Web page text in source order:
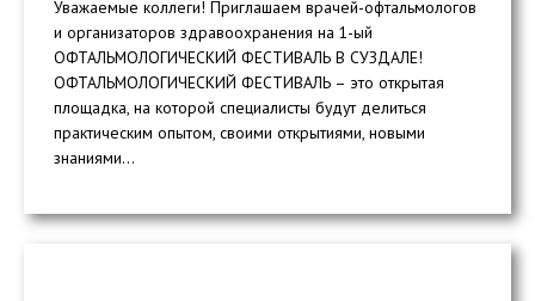
Уважаемые коллеги! Приглашаем врачей-офтальмологов
и организаторов здравоохранения на 1-ый
ОФТАЛЬМОЛОГИЧЕСКИЙ ФЕСТИВАЛЬ В СУЗДАЛЕ!
ОФТАЛЬМОЛОГИЧЕСКИЙ ФЕСТИВАЛЬ – это открытая
площадка, на которой специалисты будут делиться
практическим опытом, своими открытиями, новыми
знаниями...